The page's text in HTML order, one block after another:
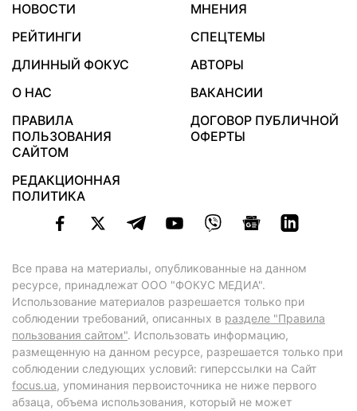
НОВОСТИ
МНЕНИЯ
РЕЙТИНГИ
СПЕЦТЕМЫ
ДЛИННЫЙ ФОКУС
АВТОРЫ
О НАС
ВАКАНСИИ
ПРАВИЛА
ПОЛЬЗОВАНИЯ
САЙТОМ
ДОГОВОР ПУБЛИЧНОЙ
ОФЕРТЫ
РЕДАКЦИОННАЯ
ПОЛИТИКА
Все права на материалы, опубликованные на данном
ресурсе, принадлежат ООО "ФОКУС МЕДИА".
Использование материалов разрешается только при
соблюдении требований, описанных в разделе "Правила
пользования сайтом". Использовать информацию,
размещенную на данном ресурсе, разрешается только при
соблюдении следующих условий: гиперссылки на Сайт
focus.ua, упоминания первоисточника не ниже первого
абзаца, объема использования, который не может